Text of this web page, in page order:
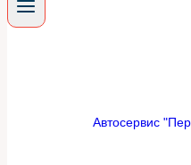
Автосервис